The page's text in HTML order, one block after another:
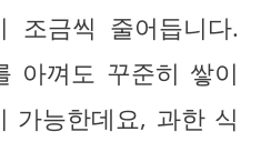
조금씩 줄어듭니다.
아껴도 꾸준히 쌓이
가능한데요, 과한 식